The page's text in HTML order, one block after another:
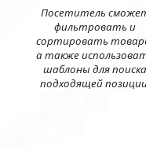
Посетитель
фильтровать и
сортировать
а также
шаблоны для поиска
подходящей